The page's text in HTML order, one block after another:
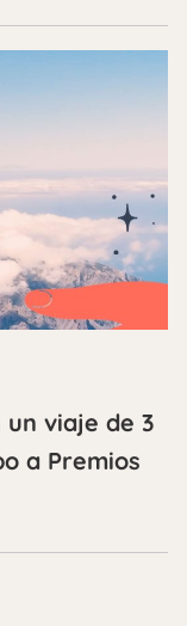
un viaje de 3
a Premios